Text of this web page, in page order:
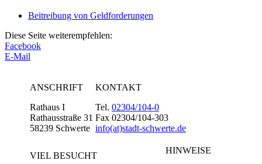
Beitreibung von Geldforderungen
Diese Seite weiterempfehlen:
Facebook
E-Mail
ANSCHRIFT
Rathaus I
Rathausstraße 31
58239 Schwerte
KONTAKT
Tel. 02304/104-0
Fax 02304/104-303
info(at)stadt-schwerte.de
VIEL BESUCHT
HINWEISE